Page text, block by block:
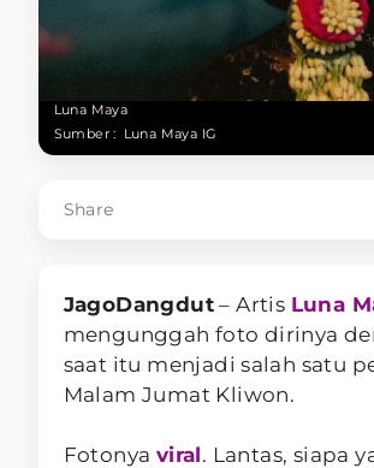
Luna Maya
Sumber : Luna Maya IG
Share
JagoDangdut– Artis Luna
mengunggah foto dirinya
saat itu menjadi salah satu
Malam Jumat Kliwon.
Fotonya viral. Lantas, siapa